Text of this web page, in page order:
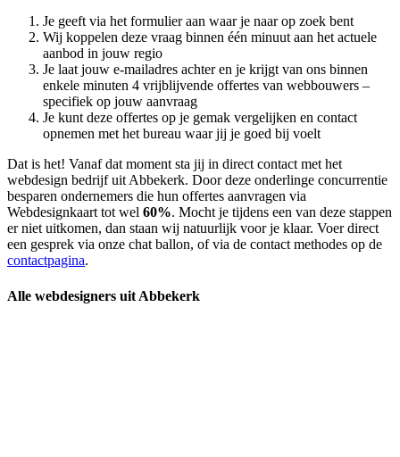
Je geeft via het formulier aan waar je naar op zoek bent
Wij koppelen deze vraag binnen één minuut aan het actuele
aanbod in jouw regio
Je laat jouw e-mailadres achter en je krijgt van ons binnen
enkele minuten 4 vrijblijvende offertes van webbouwers –
specifiek op jouw aanvraag
Je kunt deze offertes op je gemak vergelijken en contact
opnemen met het bureau waar jij je goed bij voelt
Dat is het! Vanaf dat moment sta jij in direct contact met het
webdesign bedrijf uit Abbekerk. Door deze onderlinge concurrentie
besparen ondernemers die hun offertes aanvragen via
Webdesignkaart tot wel 60%. Mocht je tijdens een van deze stappen
er niet uitkomen, dan staan wij natuurlijk voor je klaar. Voer direct
een gesprek via onze chat ballon, of via de contact methodes op de
contactpagina.
Alle webdesigners uit Abbekerk